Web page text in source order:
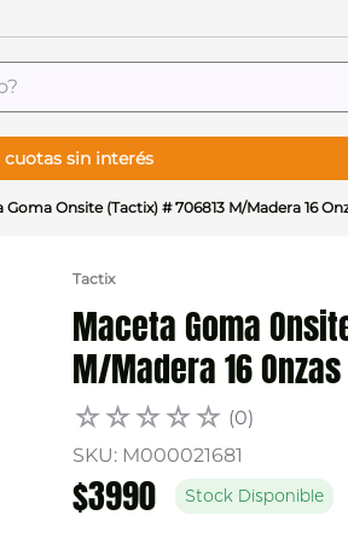
sin interés
Goma Onsite (Tactix) # 706813 M/Madera 16
Tactix
Maceta Goma
M/Madera 16 Onzas
☆☆☆☆☆ (0)
SKU: M000021681
$3990 Stock Disponible